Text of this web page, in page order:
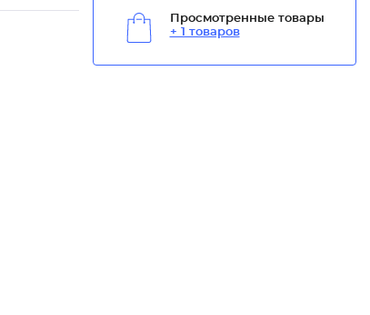
Просмотренные товары
+ 1 товаров